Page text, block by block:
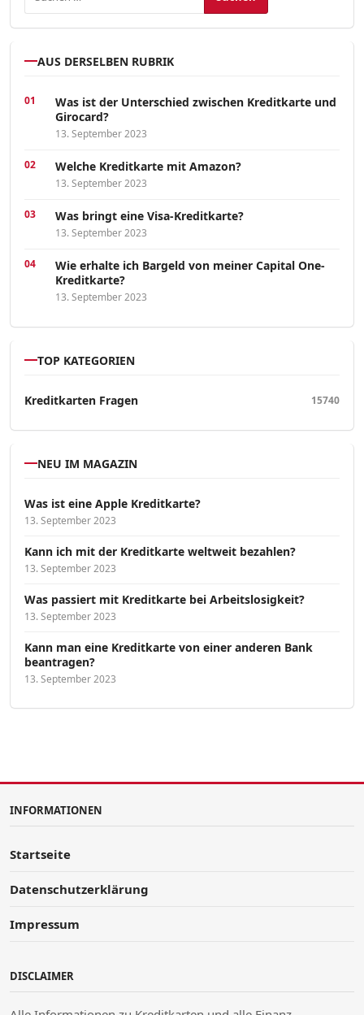
AUS DERSELBEN RUBRIK
Was ist der Unterschied zwischen Kreditkarte und
Girocard?
13. September 2023
Welche Kreditkarte mit Amazon?
13. September 2023
Was bringt eine Visa-Kreditkarte?
13. September 2023
Wie erhalte ich Bargeld von meiner Capital One-
Kreditkarte?
13. September 2023
TOP KATEGORIEN
Kreditkarten Fragen 15740
NEU IM MAGAZIN
Was ist eine Apple Kreditkarte?
13. September 2023
Kann ich mit der Kreditkarte weltweit bezahlen?
13. September 2023
Was passiert mit Kreditkarte bei Arbeitslosigkeit?
13. September 2023
Kann man eine Kreditkarte von einer anderen Bank
beantragen?
13. September 2023
INFORMATIONEN
Startseite
Datenschutzerklärung
Impressum
DISCLAIMER